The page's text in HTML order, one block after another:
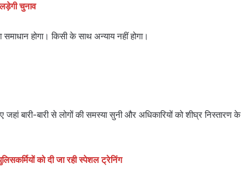
चुनाव
होगा। किसी के साथ अन्याय नहीं होगा।
बारी-बारी से लोगों की समस्या सुनी और अधिकारियों को शीघ्र निस्तारण के
को दी जा रही स्पेशल ट्रेनिंग